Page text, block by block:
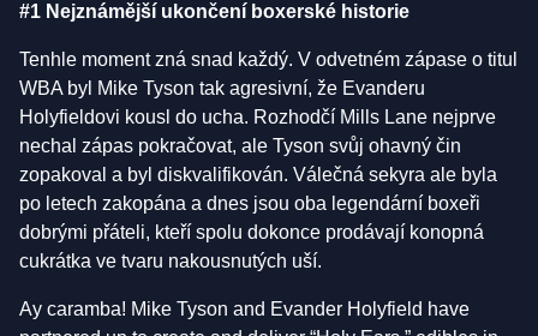
#1 Nejznámější ukončení boxerské historie
Tenhle moment zná snad každý. V odvetném zápase o titul
WBA byl Mike Tyson tak agresivní, že Evanderu
Holyfieldovi kousl do ucha. Rozhodčí Mills Lane nejprve
nechal zápas pokračovat, ale Tyson svůj ohavný čin
zopakoval a byl diskvalifikován. Válečná sekyra ale byla
po letech zakopána a dnes jsou oba legendární boxeři
dobrými přáteli, kteří spolu dokonce prodávají konopná
cukrátka ve tvaru nakousnutých uší.
Ay caramba! Mike Tyson and Evander Holyfield have